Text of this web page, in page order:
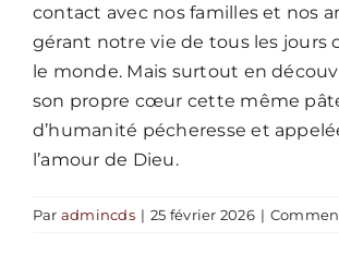
contact avec nos familles et nos
gérant notre vie de tous les jours
le monde. Mais surtout en
son propre cœur cette même
d’humanité pécheresse et
l’amour de Dieu.
Par admincds | 25 février 2026 |